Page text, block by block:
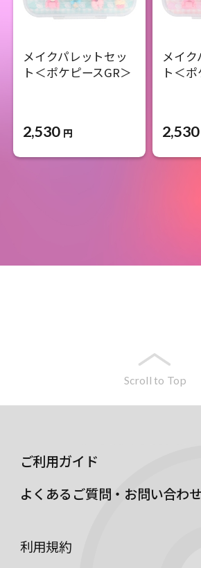
メイクパレットセッ
ト＜ポケピースGR＞
2,530 円
メイク
ト＜
2,530
Scroll to Top
ご利用ガイド
よくあるご質問・お問い合わせ
利用規約